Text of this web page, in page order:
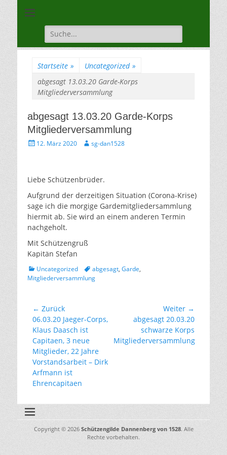
1528
Suche
für:
Startseite » Uncategorized »
abgesagt 13.03.20 Garde-Korps
Mitgliederversammlung
abgesagt 13.03.20 Garde-Korps
Mitgliederversammlung
Gepostet
12. März 2020 Autorsg-dan1528
Liebe Schützenbrüder.
Aufgrund der derzeitigen Situation (Corona-Krise)
sage ich die morgige Gardemitgliedersammlung
hiermit ab. Sie wird an einem anderen Termin
nachgeholt.
Mit Schützengruß
Kapitän Stefan
Kategorien
Uncategorized Tagsabgesagt, Garde,
Mitgliederversammlung
Beitragsnavigation
← Zurück
Vorhergehender
Beitrag:
06.03.20 Jaeger-Corps,
Klaus Daasch ist
Capitaen, 3 neue
Mitglieder, 22 Jahre
Vorstandsarbeit – Dirk
Arfmann ist
Ehrencapitaen
Weiter →
Nächsterabgesagt 20.03.20
schwarze Korps
Mitgliederversammlung
Copyright © 2026 Schützengilde Dannenberg von 1528. Alle
Rechte vorbehalten.